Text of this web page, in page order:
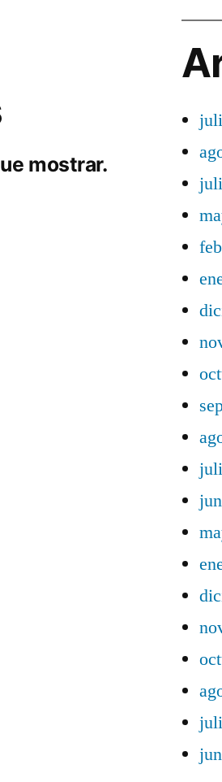
mostrar.